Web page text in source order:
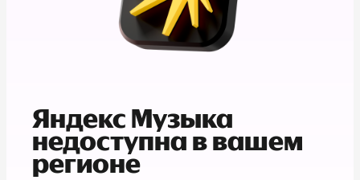
Яндекс Музыка
недоступна в вашем
регионе